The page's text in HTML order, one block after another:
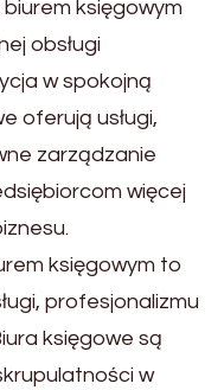
księgowym
obsługi
w spokojną
oferują usługi,
zarządzanie
więcej
księgowym to
profesjonalizmu
księgowe są
w